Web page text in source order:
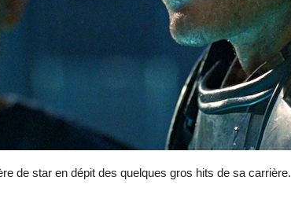
de star en dépit des quelques gros hits de sa carrière.